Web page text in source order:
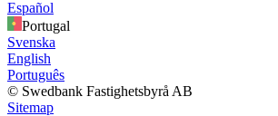
Español
Portugal
Svenska
English
Português
© Swedbank Fastighetsbyrå AB
Sitemap